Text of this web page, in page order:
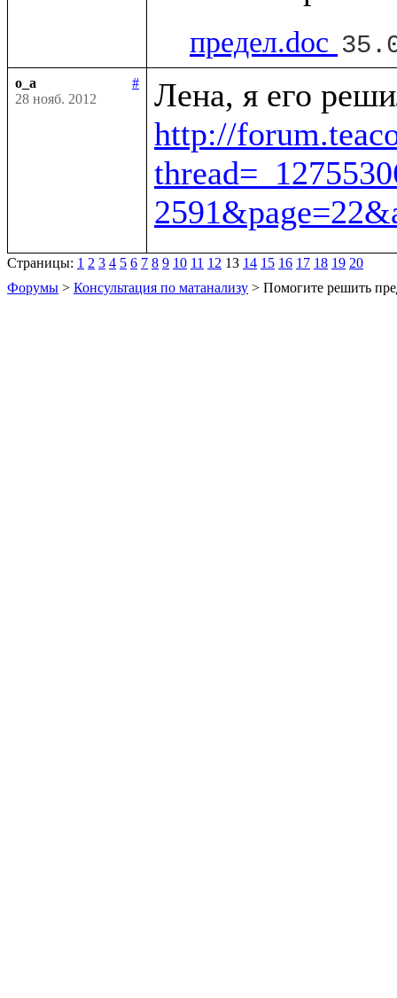
предел.doc
o_a
#
28 нояб. 2012
http://
Страницы: 1 2 3 4 5 6 7 8 9 10 11 12 13 14 15 16 17 18 19 20
Форумы > Консультация по матанализу > Помогите решить